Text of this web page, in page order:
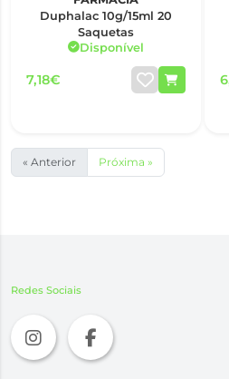
Duphalac 10g/15ml 20
Saquetas
Disponível
7,18€
« Anterior Próxima »
Redes Sociais